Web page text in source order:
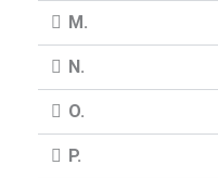
M.
N.
O.
P.